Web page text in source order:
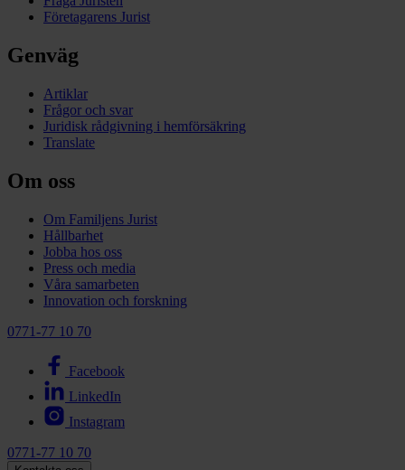
Företagarens Jurist
Genväg
Artiklar
Frågor och svar
Juridisk rådgivning i hemförsäkring
Translate
Om oss
Om Familjens Jurist
Hållbarhet
Jobba hos oss
Press och media
Våra samarbeten
Innovation och forskning
0771-77 10 70
Facebook
LinkedIn
Instagram
0771-77 10 70